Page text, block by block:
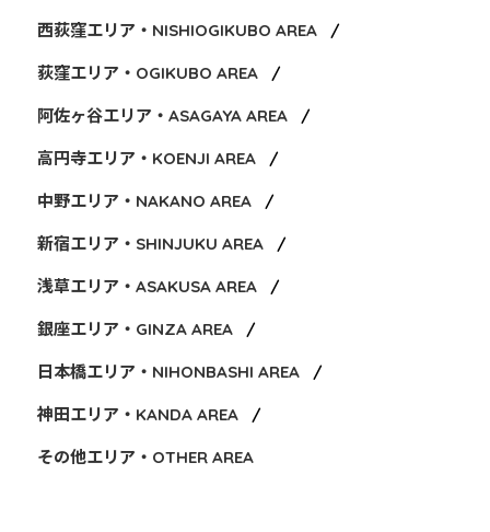
西荻窪エリア・NISHIOGIKUBO AREA
荻窪エリア・OGIKUBO AREA
阿佐ヶ谷エリア・ASAGAYA AREA
高円寺エリア・KOENJI AREA
中野エリア・NAKANO AREA
新宿エリア・SHINJUKU AREA
浅草エリア・ASAKUSA AREA
銀座エリア・GINZA AREA
日本橋エリア・NIHONBASHI AREA
神田エリア・KANDA AREA
その他エリア・OTHER AREA